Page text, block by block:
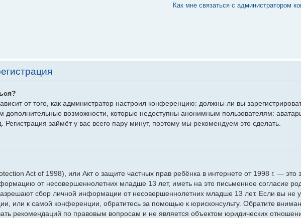
Как мне связаться с администратором
от того, как администратор настроил конференцию: должны ли вы
дополнительные возможности, которые недоступны анонимным пользователям:
Регистрация займёт у вас всего пару минут, поэтому мы рекомендуем это сделать.
Act of 1998), или Акт о защите частных прав ребёнка в интернете от 1998 г. —
от несовершеннолетних младше 13 лет, иметь на это письменное согласие
сбор личной информации от несовершеннолетних младше 13 лет. Если вы не
или к самой конференции, обратитесь за помощью к юрисконсульту. Обратите
рекомендаций по правовым вопросам и не является объектом юридических